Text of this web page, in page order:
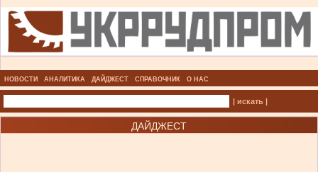
НОВОСТИ АНАЛИТИКА ДАЙДЖЕСТ СПРАВОЧНИК О НАС
| искать |
ДАЙДЖЕСТ